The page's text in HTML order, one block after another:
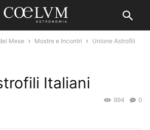
Mese Mostre e Incontri
Unione Astrofili
Italiani
0
994